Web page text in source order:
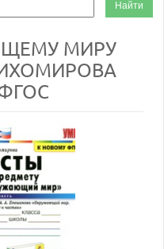
МИРУ